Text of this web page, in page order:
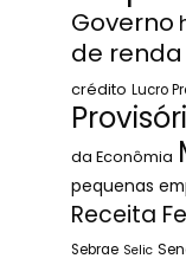
Governo
de renda
crédito Lucro
da Econômia
pequenas
Receita
Sebrae Selic